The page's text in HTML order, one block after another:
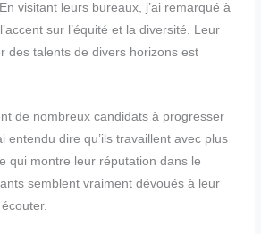
visitant leurs bureaux, j’ai remarqué à
sur l’équité et la diversité. Leur
des talents de divers horizons est
de nombreux candidats à progresser
entendu dire qu’ils travaillent avec plus
qui montre leur réputation dans le
semblent vraiment dévoués à leur